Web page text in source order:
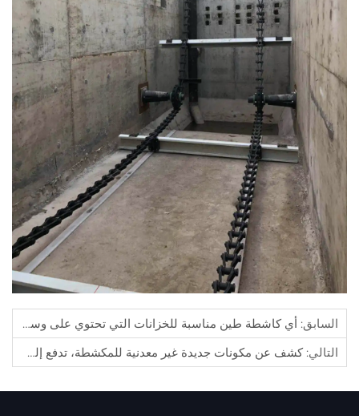
السابق: أي كاشطة طين مناسبة للخزانات التي تحتوي على وسائط مسببة للتآكل؟
التالي: كشف عن مكونات جديدة غير معدنية للمكشطة، تدفع إلى ابتكار معالجة مياه الصرف